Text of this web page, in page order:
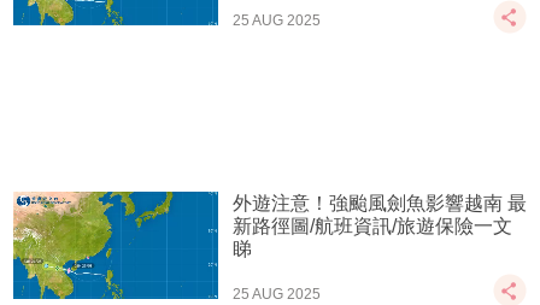
25 AUG 2025
外遊注意！強颱風劍魚影響越南 最
新路徑圖/航班資訊/旅遊保險一文
睇
25 AUG 2025